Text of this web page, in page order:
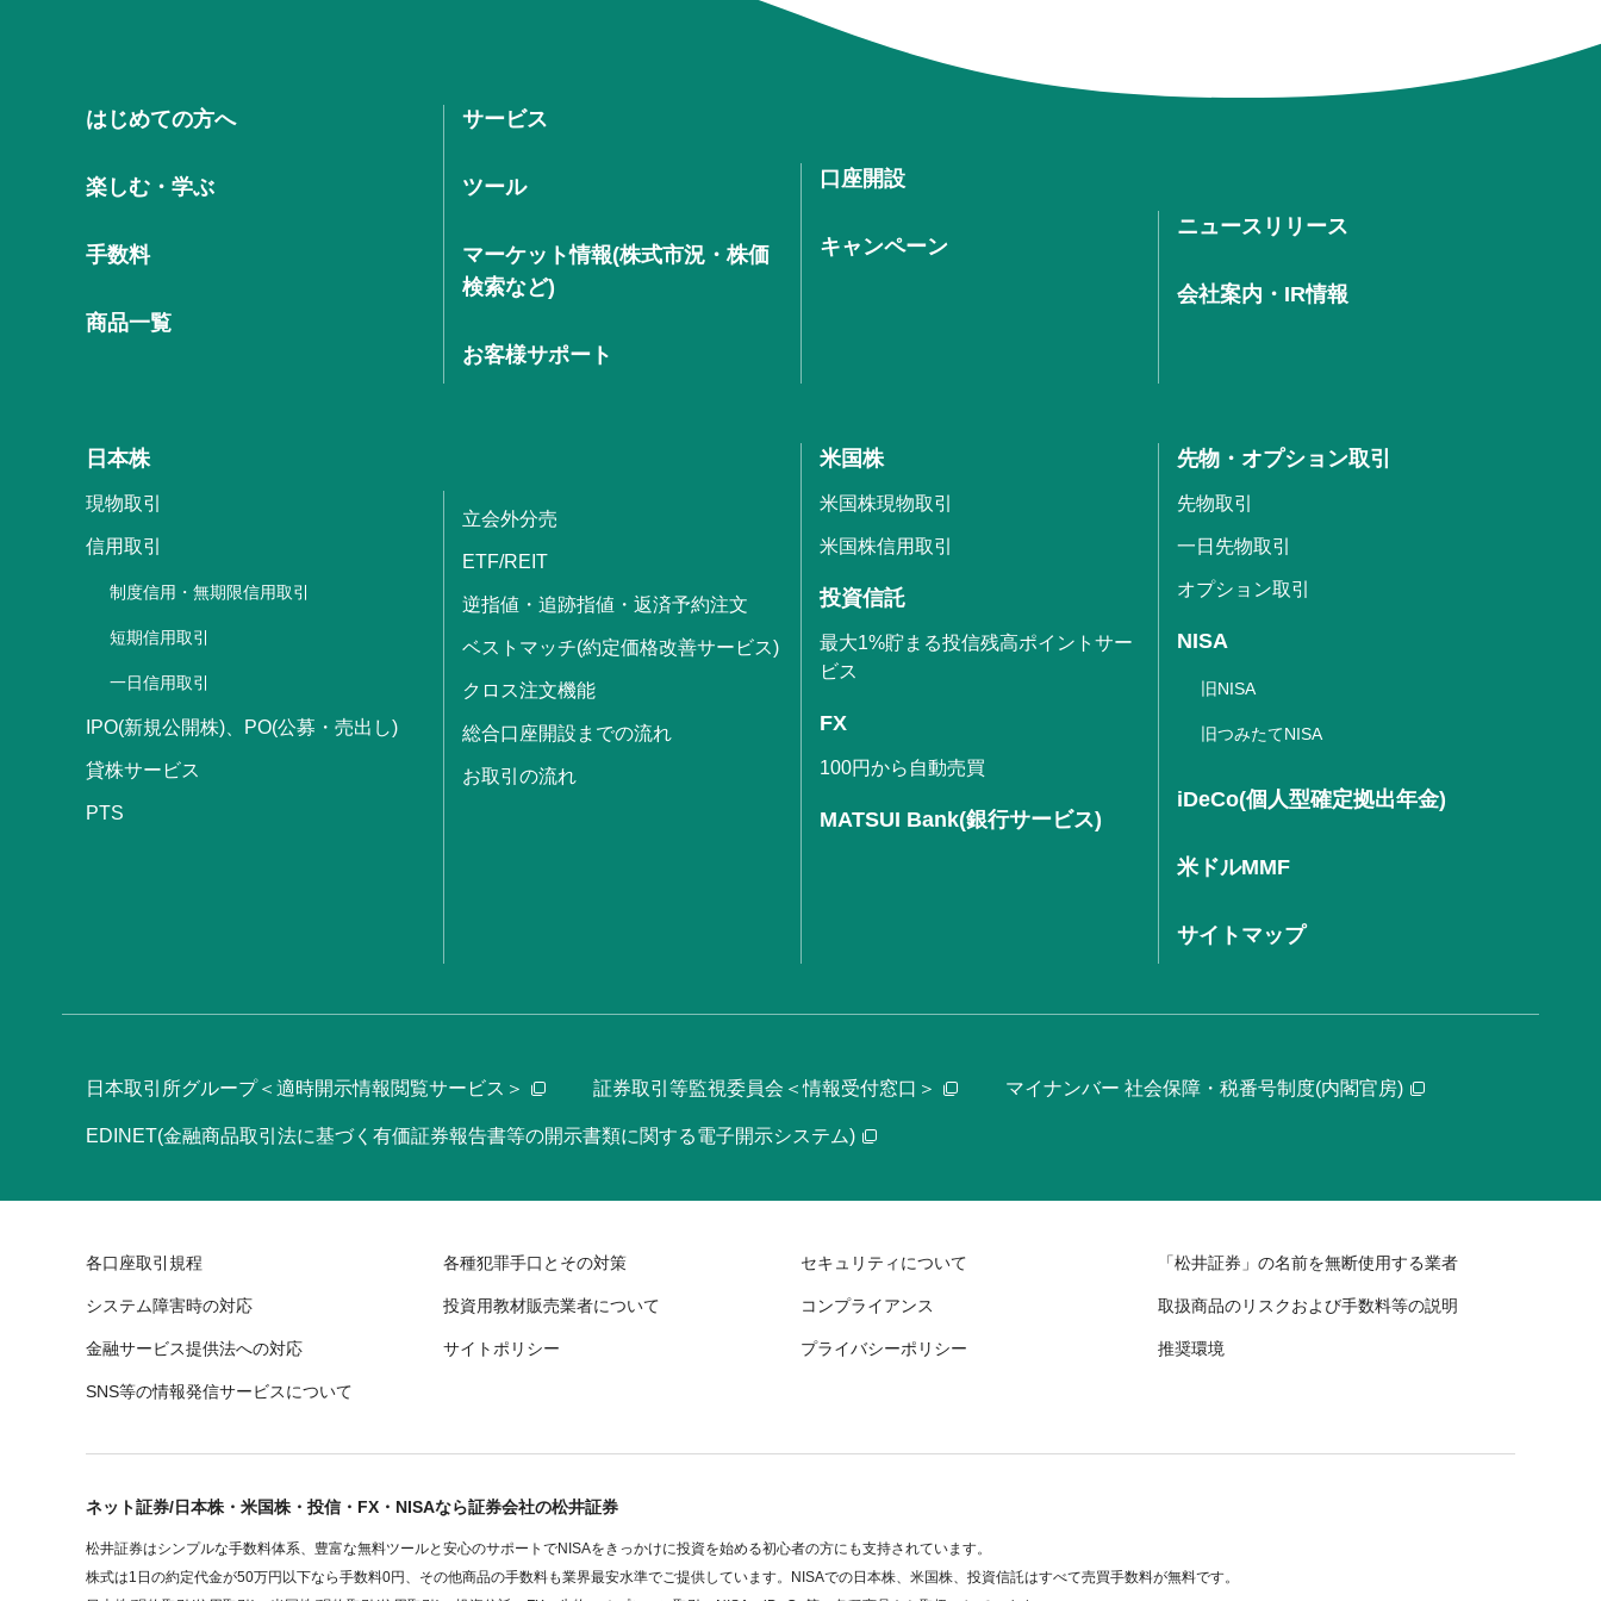
はじめての方へ
楽しむ・学ぶ
手数料
商品一覧
サービス
ツール
マーケット情報(株式市況・株価
検索など)
お客様サポート
口座開設
キャンペーン
ニュースリリース
会社案内・IR情報
日本株
現物取引
信用取引
制度信用・無期限信用取引
短期信用取引
一日信用取引
IPO(新規公開株)、PO(公募・売出し)
貸株サービス
PTS
立会外分売
ETF/REIT
逆指値・追跡指値・返済予約注文
ベストマッチ(約定価格改善サービス)
クロス注文機能
総合口座開設までの流れ
お取引の流れ
米国株
米国株現物取引
米国株信用取引
投資信託
最大1%貯まる投信残高ポイントサー
ビス
FX
100円から自動売買
MATSUI Bank(銀行サービス)
先物・オプション取引
先物取引
一日先物取引
オプション取引
NISA
旧NISA
旧つみたてNISA
iDeCo(個人型確定拠出年金)
米ドルMMF
サイトマップ
日本取引所グループ＜適時開示情報閲覧サービス＞ 証券取引等監視委員会＜情報受付窓口＞ マイナンバー 社会保障・税番号制度(内閣官房)
EDINET(金融商品取引法に基づく有価証券報告書等の開示書類に関する電子開示システム)
各口座取引規程 各種犯罪手口とその対策 セキュリティについて 「松井証券」の名前を無断使用する業者
システム障害時の対応 投資用教材販売業者について コンプライアンス 取扱商品のリスクおよび手数料等の説明
金融サービス提供法への対応 サイトポリシー プライバシーポリシー 推奨環境
SNS等の情報発信サービスについて
ネット証券/日本株・米国株・投信・FX・NISAなら証券会社の松井証券
松井証券はシンプルな手数料体系、豊富な無料ツールと安心のサポートでNISAをきっかけに投資を始める初心者の方にも支持されています。
株式は1日の約定代金が50万円以下なら手数料0円、その他商品の手数料も業界最安水準でご提供しています。NISAでの日本株、米国株、投資信託はすべて売買手数料が無料です。